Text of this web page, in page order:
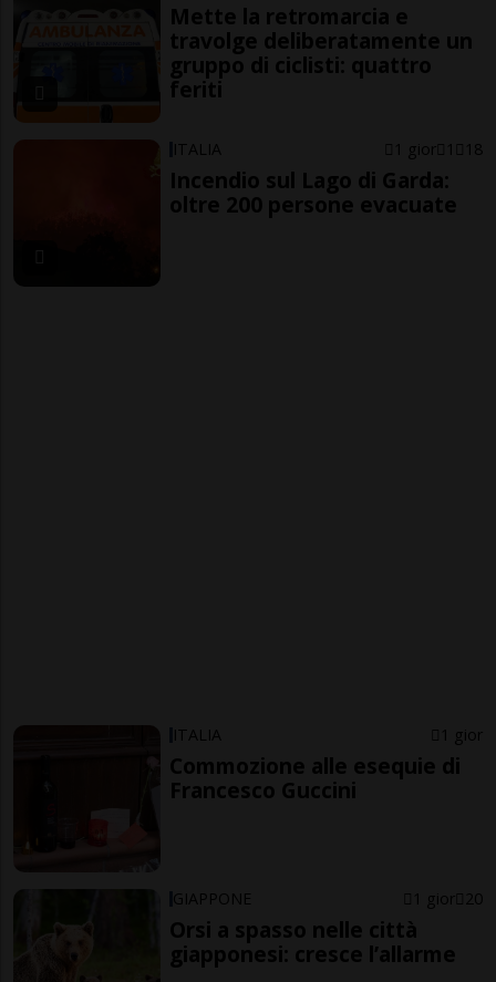
Mette la retromarcia e
travolge deliberatamente un
gruppo di ciclisti: quattro
feriti
ITALIA 1 gior 1 18
Incendio sul Lago di Garda:
oltre 200 persone evacuate
ITALIA 1 gior
Commozione alle esequie di
Francesco Guccini
GIAPPONE 1 gior 20
Orsi a spasso nelle città
giapponesi: cresce l’allarme